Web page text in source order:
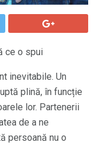
ce o spui
inevitabile. Un
plină, în funcție
lor. Partenerii
de a ne
persoană nu o